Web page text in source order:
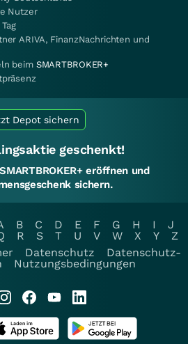
Nutzer
ARIVA, FinanzNachrichten und
beim SMARTBROKER+
Depot sichern
geschenkt!
eröffnen und
sichern.
B C D E F G H I
J
R S T U V W X Y
Z
Datenschutz
Datenschutz-
Nutzungsbedingungen